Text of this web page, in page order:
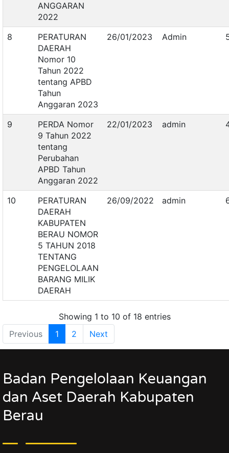
ANGGARAN
2022
8
PERATURAN
DAERAH
Nomor 10
Tahun 2022
tentang APBD
Tahun
Anggaran 2023
26/01/2023 Admin
9
PERDA Nomor
9 Tahun 2022
tentang
Perubahan
APBD Tahun
Anggaran 2022
22/01/2023 admin
10
PERATURAN
DAERAH
KABUPATEN
BERAU NOMOR
5 TAHUN 2018
TENTANG
PENGELOLAAN
BARANG MILIK
DAERAH
26/09/2022 admin
Showing 1 to 10 of 18 entries
Previous
1 2 Next
Badan Pengelolaan Keuangan
dan Aset Daerah Kabupaten
Berau